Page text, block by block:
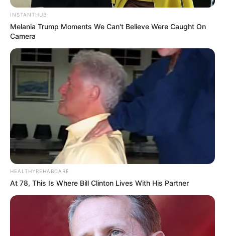
INSTANTHUB
Melania Trump Moments We Can't Believe Were Caught On
Camera
HEALTHYREHABCARE
At 78, This Is Where Bill Clinton Lives With His Partner